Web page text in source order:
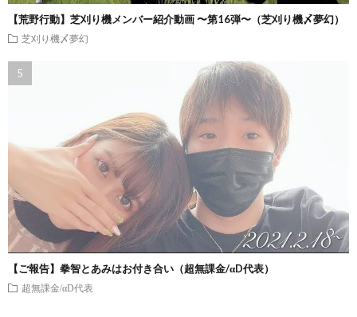
【荒野行動】芝刈り機メンバー紹介動画 〜第16弾〜（芝刈り機〆夢幻）
芝刈り機〆夢幻
【ご報告】拳智とあみはお付き合い（超無課金/αD代表）
超無課金/αD代表